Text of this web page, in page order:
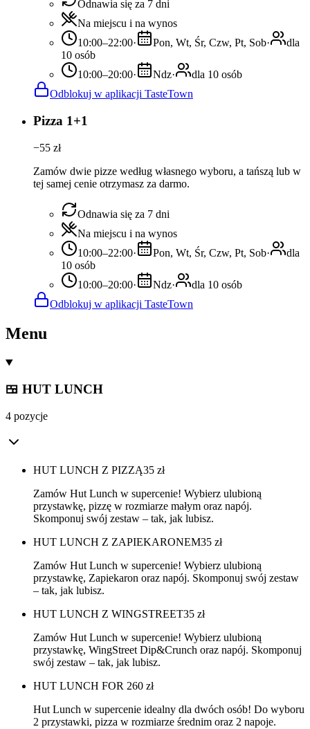
Odnawia się za 7 dni
Na miejscu i na wynos
10:00–22:00· Pon, Wt, Śr, Czw, Pt, Sob·
dla
10 osób
10:00–20:00· Ndz·
dla 10 osób
Odblokuj w aplikacji TasteTown
Pizza 1+1
−55 zł
Zamów dwie pizze według własnego wyboru, a tańszą lub w
tej samej cenie otrzymasz za darmo.
Odnawia się za 7 dni
Na miejscu i na wynos
10:00–22:00· Pon, Wt, Śr, Czw, Pt, Sob·
dla
10 osób
10:00–20:00· Ndz·
dla 10 osób
Odblokuj w aplikacji TasteTown
Menu
🍱 HUT LUNCH
4 pozycje
HUT LUNCH Z PIZZĄ35 zł
Zamów Hut Lunch w supercenie! Wybierz ulubioną
przystawkę, pizzę w rozmiarze małym oraz napój.
Skomponuj swój zestaw – tak, jak lubisz.
HUT LUNCH Z ZAPIEKARONEM35 zł
Zamów Hut Lunch w supercenie! Wybierz ulubioną
przystawkę, Zapiekaron oraz napój. Skomponuj swój zestaw
– tak, jak lubisz.
HUT LUNCH Z WINGSTREET35 zł
Zamów Hut Lunch w supercenie! Wybierz ulubioną
przystawkę, WingStreet Dip&Crunch oraz napój. Skomponuj
swój zestaw – tak, jak lubisz.
HUT LUNCH FOR 260 zł
Hut Lunch w supercenie idealny dla dwóch osób! Do wyboru
2 przystawki, pizza w rozmiarze średnim oraz 2 napoje.